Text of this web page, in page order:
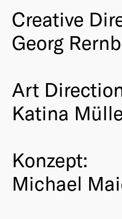
Creative
Georg
Art
Katina
Konzept:
Michael